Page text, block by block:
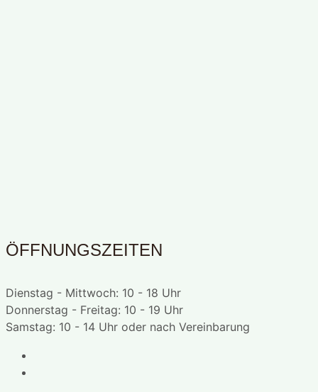
ÖFFNUNGSZEITEN
Dienstag - Mittwoch: 10 - 18 Uhr
Donnerstag - Freitag: 10 - 19 Uhr
Samstag: 10 - 14 Uhr oder nach Vereinbarung